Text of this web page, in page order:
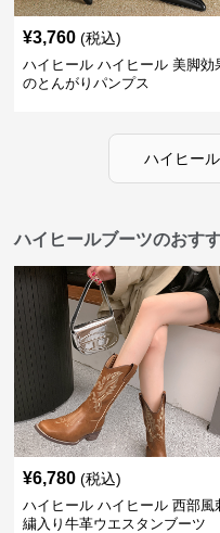
¥3,760 (税込)
ハイヒール ハイヒール 美脚効
のとんがりパンプス
ハイヒール
ハイヒールブーツのおす
¥6,780 (税込)
ハイヒール ハイヒール 西部風
繍入り牛革ウエスタンブーツ